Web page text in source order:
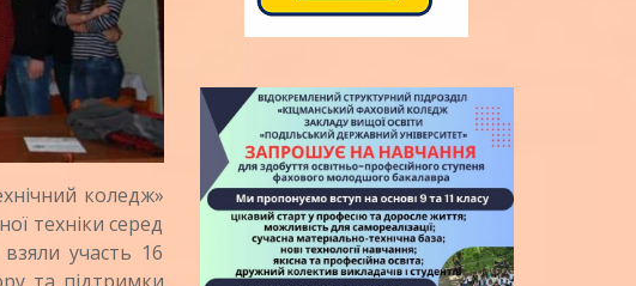
коледж»
техніки серед
взяли участь 16